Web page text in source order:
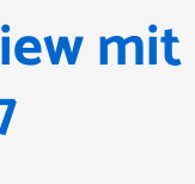
mit